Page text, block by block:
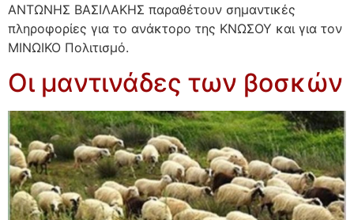
ΑΝΤΩΝΗΣ ΒΑΣΙΛΑΚΗΣ παραθέτουν σημαντικές
πληροφορίες για το ανάκτορο της ΚΝΩΣΟΥ και για τον
ΜΙΝΩΙΚΟ Πολιτισμό.
Οι μαντινάδες των βοσκών